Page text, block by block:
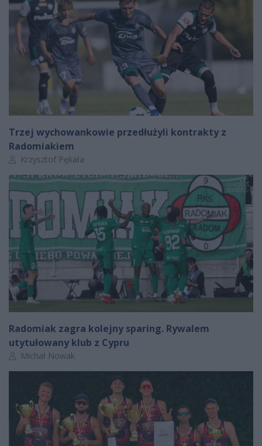
Trzej wychowankowie przedłużyli kontrakty z
Radomiakiem
Autor artykułu:
Krzysztof Pękała
Radomiak zagra kolejny sparing. Rywalem
utytułowany klub z Cypru
Autor artykułu:
Michał Nowak